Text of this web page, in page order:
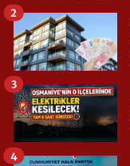
2
3
4